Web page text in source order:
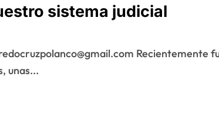
sistema judicial
unas...